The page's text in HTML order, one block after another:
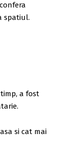
spatiul.
a fost
si cat mai